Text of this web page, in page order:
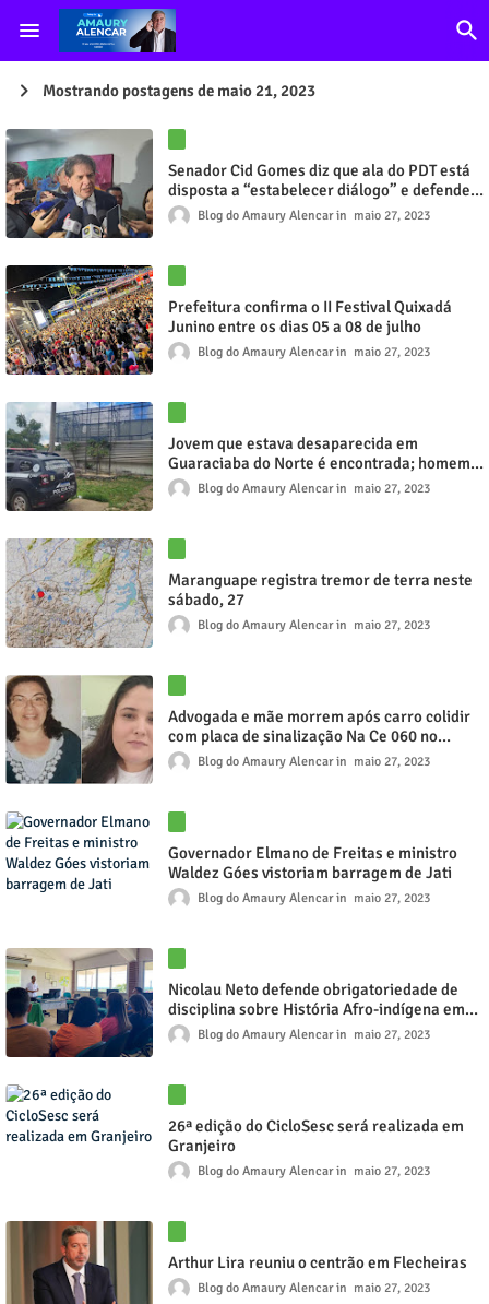
Mostrando postagens de maio 21, 2023
Senador Cid Gomes diz que ala do PDT está
disposta a “estabelecer diálogo” e defende
união com PT
Blog do Amaury Alencar maio 27, 2023
Prefeitura confirma o II Festival Quixadá
Junino entre os dias 05 a 08 de julho
Blog do Amaury Alencar maio 27, 2023
Jovem que estava desaparecida em
Guaraciaba do Norte é encontrada; homem é
detidoBlog do Amaury Alencar maio 27, 2023
Maranguape registra tremor de terra neste
sábado, 27
Blog do Amaury Alencar maio 27, 2023
Advogada e mãe morrem após carro colidir
com placa de sinalização Na Ce 060 no
Limite entre Cariús e Iguatu
Blog do Amaury Alencar maio 27, 2023
Governador Elmano de Freitas e ministro
Waldez Góes vistoriam barragem de Jati
Blog do Amaury Alencar maio 27, 2023
Nicolau Neto defende obrigatoriedade de
disciplina sobre História Afro-indígena em
formação na EEM Patativa do Assaré
Blog do Amaury Alencar maio 27, 2023
26ª edição do CicloSesc será realizada em
Granjeiro
Blog do Amaury Alencar maio 27, 2023
Arthur Lira reuniu o centrão em Flecheiras
Blog do Amaury Alencar maio 27, 2023